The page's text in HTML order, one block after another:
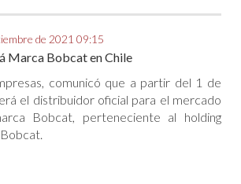
de 2021 09:15
Marca Bobcat en Chile
comunicó que a partir del 1 de
el distribuidor oficial para el mercado
Bobcat, perteneciente al holding